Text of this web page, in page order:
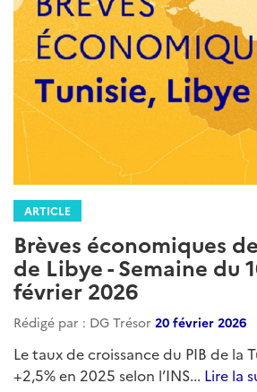
ARTICLE
Brèves économiques
de Libye - Semaine du
février 2026
Rédigé par : DG Trésor 20 février 2026
Le taux de croissance du PIB de la
+2,5% en 2025 selon l’INS... Lire la